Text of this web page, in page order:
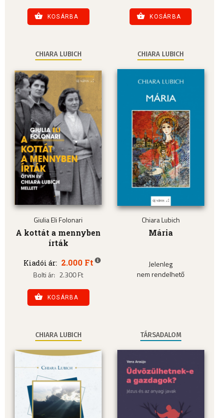
KOSÁRBA KOSÁRBA
CHIARA LUBICH
Giulia Eli Folonari
A kottát a mennyben
írták
Kiadói ár: 2.000 Ft
Bolti ár: 2.300 Ft
KOSÁRBA
CHIARA LUBICH
Chiara Lubich
Mária
Jelenleg
nem rendelhető
CHIARA LUBICH TÁRSADALOM